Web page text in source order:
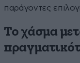
παράγοντες
Το χάσμα